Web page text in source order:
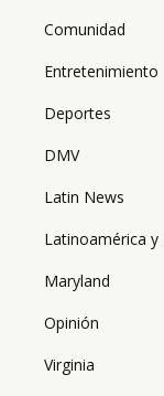
Comunidad
Entretenimiento
Deportes
DMV
Latin News
Latinoamérica y
Maryland
Opinión
Virginia